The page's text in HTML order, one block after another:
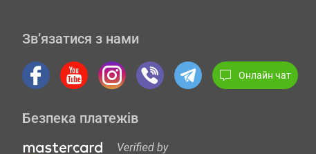
Зв’язатися з нами
Онлайн чат
Безпека платежів